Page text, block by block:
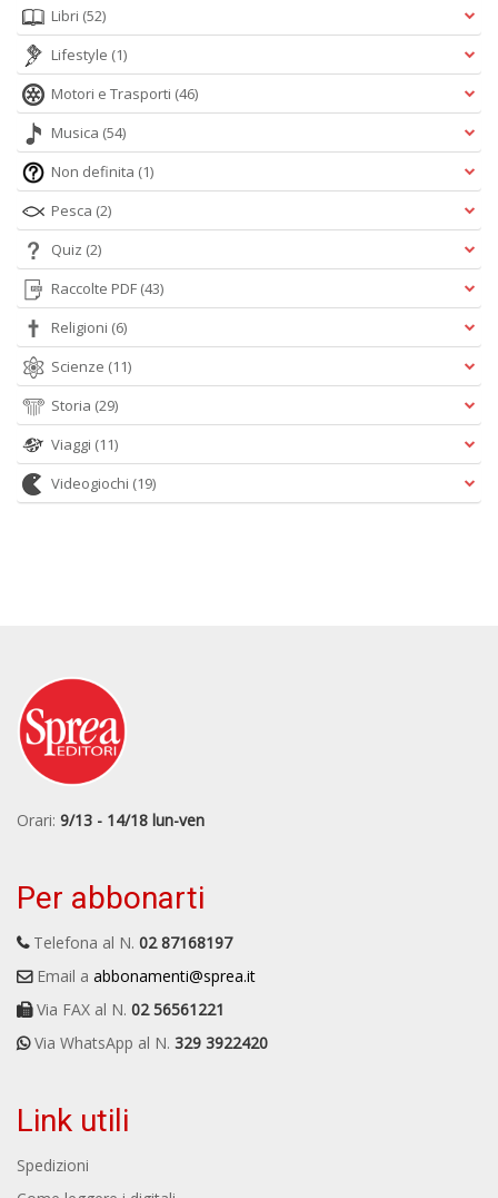
Libri (52)
Lifestyle (1)
Motori e Trasporti (46)
Musica (54)
Non definita (1)
Pesca (2)
Quiz (2)
Raccolte PDF (43)
Religioni (6)
Scienze (11)
Storia (29)
Viaggi (11)
Videogiochi (19)
Orari: 9/13 - 14/18 lun-ven
Per abbonarti
Telefona al N. 02 87168197
Email a abbonamenti@sprea.it
Via FAX al N. 02 56561221
Via WhatsApp al N. 329 3922420
Link utili
Spedizioni